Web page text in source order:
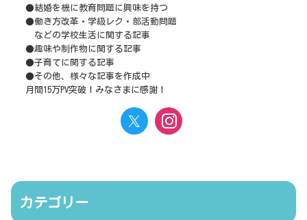
●結婚を機に教育問題に興味を持つ
●働き方改革・学級レク・部活動問題
などの学校生活に関する記事
●趣味や制作物に関する記事
●子育てに関する記事
●その他、様々な記事を作成中
月間15万PV突破！みなさまに感謝！
カテゴリー